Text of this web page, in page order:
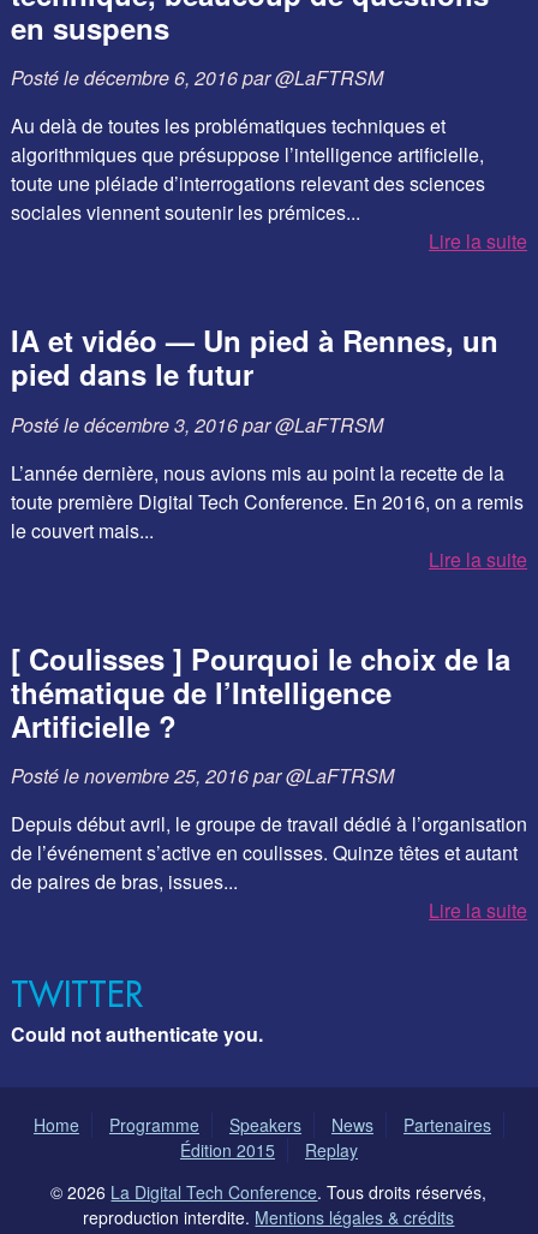
en suspens
Posté ledécembre 6, 2016par@LaFTRSM
Au delà de toutes les problématiques techniques et
algorithmiques que présuppose l’intelligence artificielle,
toute une pléiade d’interrogations relevant des sciences
sociales viennent soutenir les prémices...
Lire la suite
IA et vidéo — Un pied à Rennes, un
pied dans le futur
Posté ledécembre 3, 2016par@LaFTRSM
L’année dernière, nous avions mis au point la recette de la
toute première Digital Tech Conference. En 2016, on a remis
le couvert mais...
Lire la suite
[ Coulisses ] Pourquoi le choix de la
thématique de l’Intelligence
Artificielle ?
Posté lenovembre 25, 2016par@LaFTRSM
Depuis début avril, le groupe de travail dédié à l’organisation
de l’événement s’active en coulisses. Quinze têtes et autant
de paires de bras, issues...
Lire la suite
TWITTER
Could not authenticate you.
Home Programme Speakers News
Partenaires
Édition 2015
Replay
© 2026 La Digital Tech Conference. Tous droits réservés,
reproduction interdite. Mentions légales & crédits